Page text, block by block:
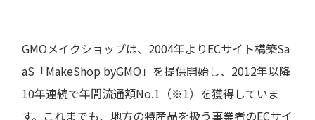
GMOメイクショップは、2004年よりECサイト構築Sa
aS「MakeShop byGMO」を提供開始し、2012年以降
10年連続で年間流通額No.1（※1）を獲得していま
す。これまでも、地方の特産品を扱う事業者のECサイ